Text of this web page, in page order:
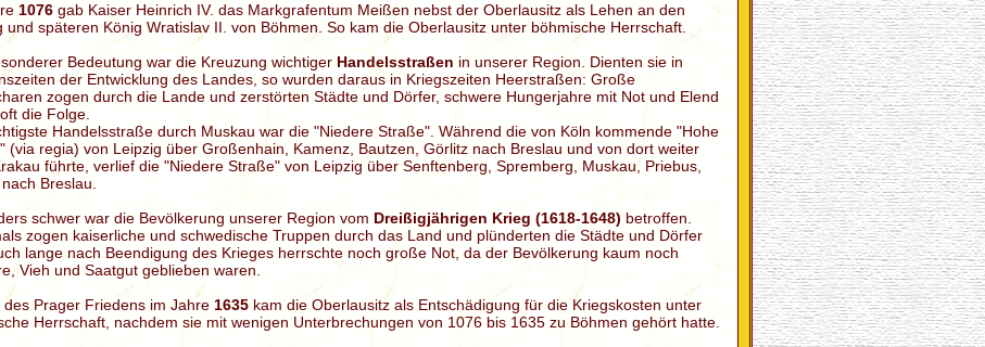
1076 gab Kaiser Heinrich IV. das Markgrafentum Meißen nebst der Oberlausitz als Lehen an den
und späteren König Wratislav II. von Böhmen. So kam die Oberlausitz unter böhmische Herrschaft.
Bedeutung war die Kreuzung wichtiger Handelsstraßen in unserer Region. Dienten sie in
der Entwicklung des Landes, so wurden daraus in Kriegszeiten Heerstraßen: Große
zogen durch die Lande und zerstörten Städte und Dörfer, schwere Hungerjahre mit Not und Elend
die Folge.
Handelsstraße durch Muskau war die "Niedere Straße". Während die von Köln kommende "Hohe
(via regia) von Leipzig über Großenhain, Kamenz, Bautzen, Görlitz nach Breslau und von dort weiter
führte, verlief die "Niedere Straße" von Leipzig über Senftenberg, Spremberg, Muskau, Priebus,
Breslau.
schwer war die Bevölkerung unserer Region vom Dreißigjährigen Krieg (1618-1648) betroffen.
zogen kaiserliche und schwedische Truppen durch das Land und plünderten die Städte und Dörfer
lange nach Beendigung des Krieges herrschte noch große Not, da der Bevölkerung kaum noch
Vieh und Saatgut geblieben waren.
des Prager Friedens im Jahre 1635 kam die Oberlausitz als Entschädigung für die Kriegskosten unter
Herrschaft, nachdem sie mit wenigen Unterbrechungen von 1076 bis 1635 zu Böhmen gehört hatte.